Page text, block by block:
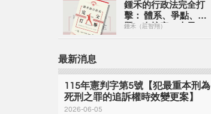
鍾禾的行政法完全打
擊： 體系、爭點、解
題一次搞定（上冊）
【電子書】
鍾禾（莊智翔）
最新消息
115年憲判字第5號【犯最重本刑為
死刑之罪的追訴權時效變更案】
2026-06-05